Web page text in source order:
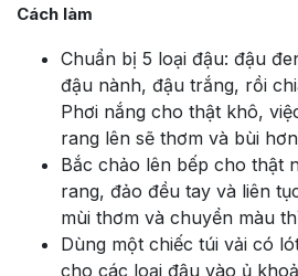
Cách làm
Chuẩn bị 5 loại đậu: đậu
đậu nành, đậu trắng, rồi
Phơi nắng cho thật khô,
rang lên sẽ thơm và bùi
Bắc chảo lên bếp cho thật
rang, đảo đều tay và liên
mùi thơm và chuyển màu
Dùng một chiếc túi vải có
cho các loại đậu vào ủ